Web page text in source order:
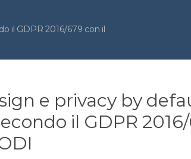
il GDPR 2016/679 con il
e privacy by
il GDPR